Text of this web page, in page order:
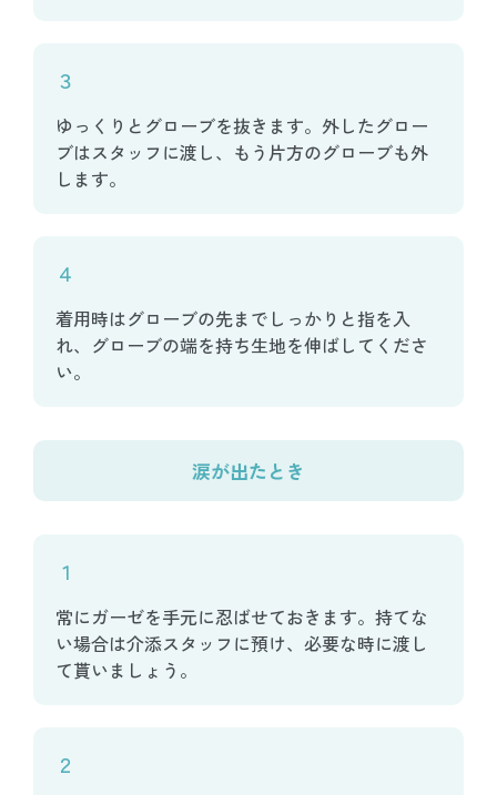
３
ゆっくりとグローブを抜きます。外したグロー
ブはスタッフに渡し、もう片方のグローブも外
します。
４
着用時はグローブの先までしっかりと指を入
れ、グローブの端を持ち生地を伸ばしてくださ
い。
涙が出たとき
１
常にガーゼを手元に忍ばせておきます。持てな
い場合は介添スタッフに預け、必要な時に渡し
て貰いましょう。
２